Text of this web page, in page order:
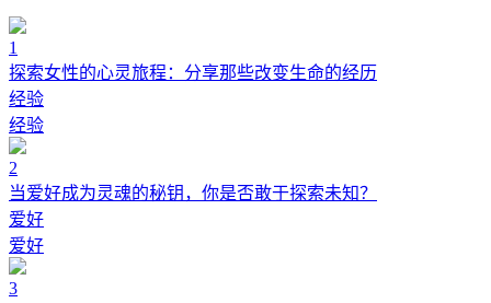
1
探索女性的心灵旅程：分享那些改变生命的经历
经验
经验
2
当爱好成为灵魂的秘钥，你是否敢于探索未知？
爱好
爱好
3